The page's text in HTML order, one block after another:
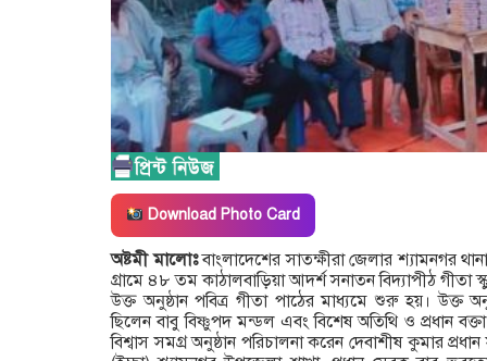
Download Photo Card
অষ্টমী মালোঃবাংলাদেশের সাতক্ষীরা জেলার শ্যামনগর
গ্রামে ৪৮ তম কাঠালবাড়িয়া আদর্শ সনাতন বিদ্যাপীঠ গীতা
উক্ত অনুষ্ঠান পবিত্র গীতা পাঠের মাধ্যমে শুরু হয়। উক্ত
ছিলেন বাবু বিষ্ণুপদ মন্ডল এবং বিশেষ অতিথি ও প্রধান
বিশ্বাস সমগ্র অনুষ্ঠান পরিচালনা করেন দেবাশীষ কুমার